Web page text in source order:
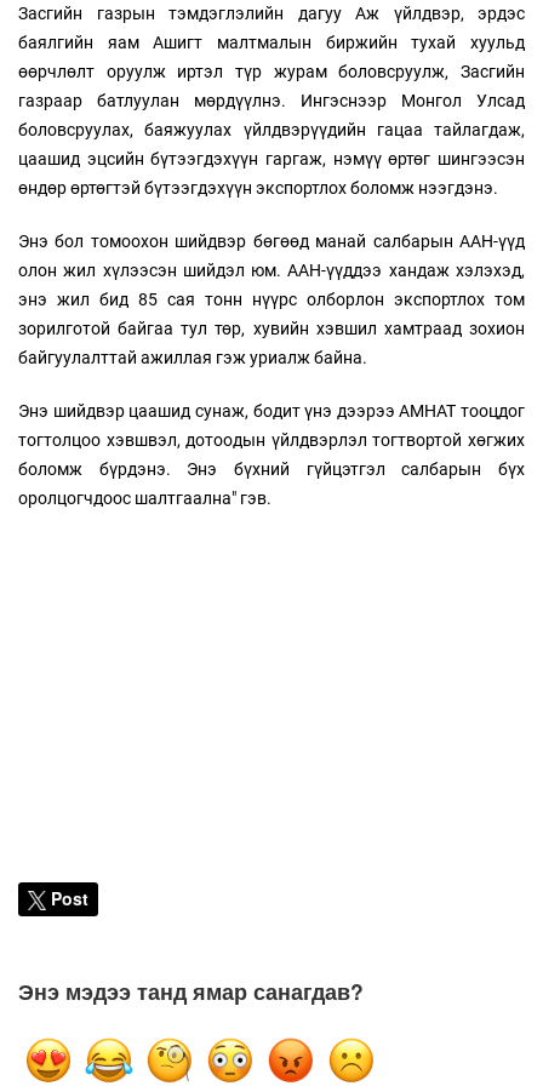
Засгийн газрын тэмдэглэлийн дагуу Аж үйлдвэр, эрдэс
баялгийн яам Ашигт малтмалын биржийн тухай хуульд
өөрчлөлт оруулж иртэл түр журам боловсруулж, Засгийн
газраар батлуулан мөрдүүлнэ. Ингэснээр Монгол Улсад
боловсруулах, баяжуулах үйлдвэрүүдийн гацаа тайлагдаж,
цаашид эцсийн бүтээгдэхүүн гаргаж, нэмүү өртөг шингээсэн
өндөр өртөгтэй бүтээгдэхүүн экспортлох боломж нээгдэнэ.
Энэ бол томоохон шийдвэр бөгөөд манай салбарын ААН-үүд
олон жил хүлээсэн шийдэл юм. ААН-үүддээ хандаж хэлэхэд,
энэ жил бид 85 сая тонн нүүрс олборлон экспортлох том
зорилготой байгаа тул төр, хувийн хэвшил хамтраад зохион
байгуулалттай ажиллая гэж уриалж байна.
Энэ шийдвэр цаашид сунаж, бодит үнэ дээрээ АМНАТ тооцдог
тогтолцоо хэвшвэл, дотоодын үйлдвэрлэл тогтвортой хөгжих
боломж бүрдэнэ. Энэ бүхний гүйцэтгэл салбарын бүх
оролцогчдоос шалтгаална" гэв.
Post
Энэ мэдээ танд ямар санагдав?